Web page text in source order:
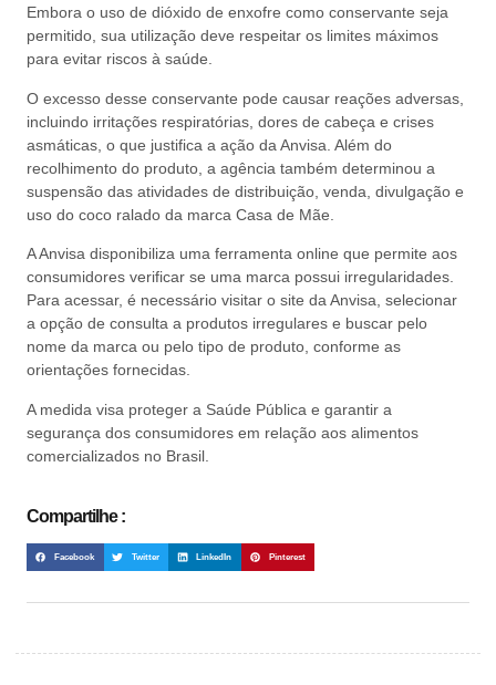
Embora o uso de dióxido de enxofre como conservante seja
permitido, sua utilização deve respeitar os limites máximos
para evitar riscos à saúde.
O excesso desse conservante pode causar reações adversas,
incluindo irritações respiratórias, dores de cabeça e crises
asmáticas, o que justifica a ação da Anvisa. Além do
recolhimento do produto, a agência também determinou a
suspensão das atividades de distribuição, venda, divulgação e
uso do coco ralado da marca Casa de Mãe.
A Anvisa disponibiliza uma ferramenta online que permite aos
consumidores verificar se uma marca possui irregularidades.
Para acessar, é necessário visitar o site da Anvisa, selecionar
a opção de consulta a produtos irregulares e buscar pelo
nome da marca ou pelo tipo de produto, conforme as
orientações fornecidas.
A medida visa proteger a Saúde Pública e garantir a
segurança dos consumidores em relação aos alimentos
comercializados no Brasil.
Compartilhe :
Facebook Twitter LinkedIn Pinterest